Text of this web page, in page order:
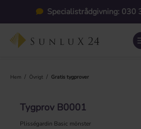
Hoppa till huvudinnehållSpecialistrådgivning:
Hem / Övrigt / Gratis tygprover
Tygprov B0001
Plisségardin Basic mönster